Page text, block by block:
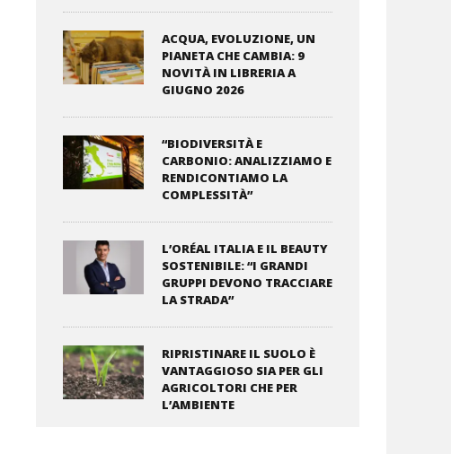
ACQUA, EVOLUZIONE, UN
PIANETA CHE CAMBIA: 9
NOVITÀ IN LIBRERIA A
GIUGNO 2026
“BIODIVERSITÀ E
CARBONIO: ANALIZZIAMO E
RENDICONTIAMO LA
COMPLESSITÀ”
L’ORÉAL ITALIA E IL BEAUTY
SOSTENIBILE: “I GRANDI
GRUPPI DEVONO TRACCIARE
LA STRADA”
RIPRISTINARE IL SUOLO È
VANTAGGIOSO SIA PER GLI
AGRICOLTORI CHE PER
L’AMBIENTE